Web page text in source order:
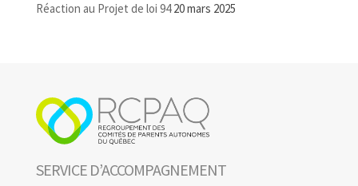
Réaction au Projet de loi 94 20 mars 2025
SERVICE D’ACCOMPAGNEMENT